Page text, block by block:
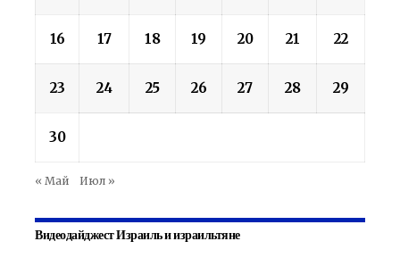
16 17 18 19 20 21 22
23 24 25 26 27 28 29
30
« Май Июл »
Видеодайджест Израиль и израильтяне